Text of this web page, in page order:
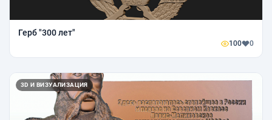
Герб "300 лет"
100 0
3D И ВИЗУАЛИЗАЦИЯ